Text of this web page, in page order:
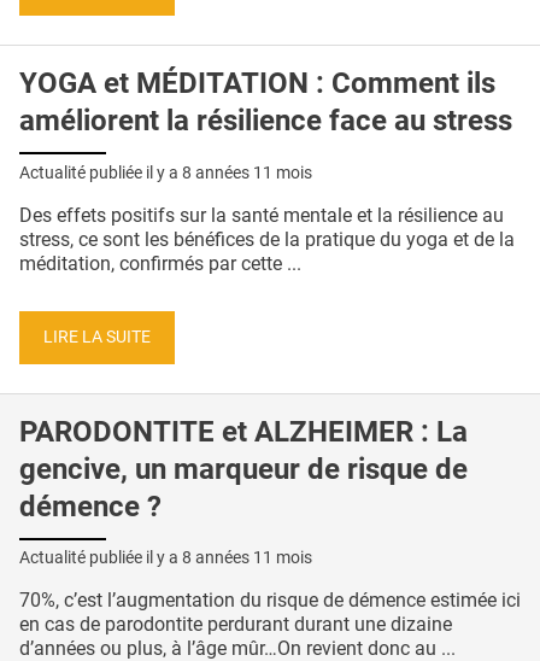
YOGA et MÉDITATION : Comment ils
améliorent la résilience face au stress
Actualité publiée il y a 8 années 11 mois
Des effets positifs sur la santé mentale et la résilience au
stress, ce sont les bénéfices de la pratique du yoga et de la
méditation, confirmés par cette ...
LIRE LA SUITE
PARODONTITE et ALZHEIMER : La
gencive, un marqueur de risque de
démence ?
Actualité publiée il y a 8 années 11 mois
70%, c’est l’augmentation du risque de démence estimée ici
en cas de parodontite perdurant durant une dizaine
d’années ou plus, à l’âge mûr…On revient donc au ...